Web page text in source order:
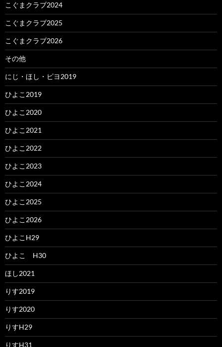
こぐまクラブ2024
こぐまクラブ2025
こぐまクラブ2026
その他
にじ・ほし・ピヨ2019
ひよこ2019
ひよこ2020
ひよこ2021
ひよこ2022
ひよこ2023
ひよこ2024
ひよこ2025
ひよこ2026
ひよこH29
ひよこ H30
ほし2021
りす2019
りす2020
りすH29
りすH31